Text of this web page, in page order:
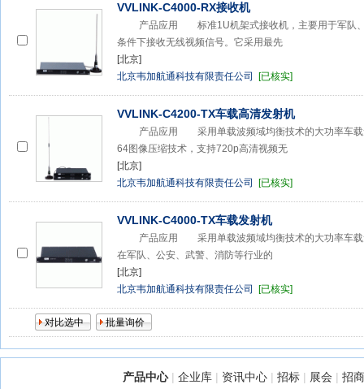
VVLINK-C4000-RX接收机
产品应用 标准1U机架式接收机，主要用于军队、
条件下接收无线视频信号。它采用最先
[北京]
北京韦加航通科技有限责任公司
[已核实]
VVLINK-C4200-TX车载高清发射机
产品应用 采用单载波频域均衡技术的大功率车载
64图像压缩技术，支持720p高清视频无
[北京]
北京韦加航通科技有限责任公司
[已核实]
VVLINK-C4000-TX车载发射机
产品应用 采用单载波频域均衡技术的大功率车载
在军队、公安、武警、消防等行业的
[北京]
北京韦加航通科技有限责任公司
[已核实]
产品中心| 企业库| 资讯中心| 招标| 展会 | 招商